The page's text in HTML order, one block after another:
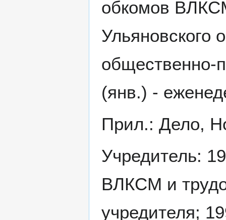
обкомов
общественно-
(янв.) -
Прил.: Дело,
Учредитель:
ВЛКСМ и
учредителя;